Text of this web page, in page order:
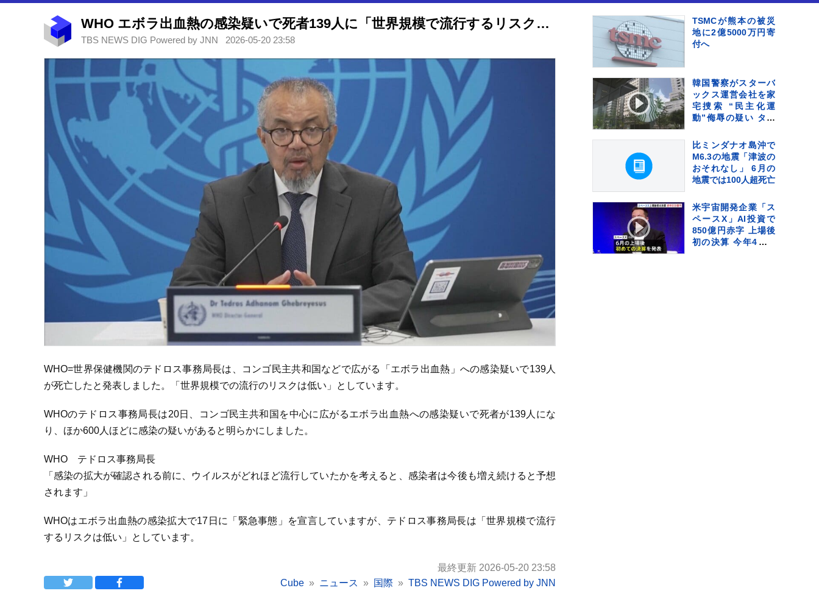
WHO エボラ出血熱の感染疑いで死者139人に「世界規模で流行するリスクは低い」
TBS NEWS DIG Powered by JNN 2026-05-20 23:58
WHO=世界保健機関のテドロス事務局長は、コンゴ民主共和国などで広がる「エボラ出血熱」への感染疑いで139人
が死亡したと発表しました。「世界規模での流行のリスクは低い」としています。
WHOのテドロス事務局長は20日、コンゴ民主共和国を中心に広がるエボラ出血熱への感染疑いで死者が139人にな
り、ほか600人ほどに感染の疑いがあると明らかにしました。
WHO テドロス事務局長
「感染の拡大が確認される前に、ウイルスがどれほど流行していたかを考えると、感染者は今後も増え続けると予想
されます」
WHOはエボラ出血熱の感染拡大で17日に「緊急事態」を宣言していますが、テドロス事務局長は「世界規模で流行
するリスクは低い」としています。
最終更新 2026-05-20 23:58
Cube
ニュース 国際 TBS NEWS DIG Powered by JNN
TSMCが熊本の被災
地に2億5000万円寄
付へ
韓国警察がスターバ
ックス運営会社を家
宅捜索 “民主化運
動”侮辱の疑い タン
ペーンなどめぐり
比ミンダナオ島沖で
M6.3の地震「津波の
おそれなし」 6月の
地震では100人超死亡
米宇宙開発企業「ス
ペースX」AI投資で
850億円赤字 上場後
初の決算 今年4月-6